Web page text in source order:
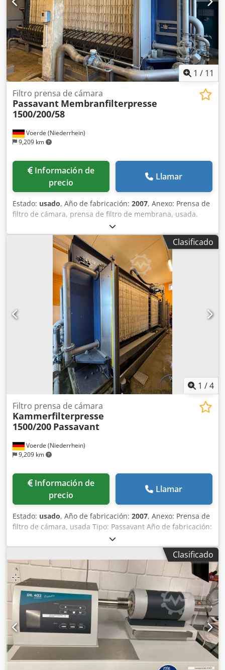
1 / 11
Voerde (Niederrhein)
9,209 km
Filtro prensa de cámara
Passavant Membranfilterpresse
1500/200/58
Información de
precio
Llamar
Estado: usado, Año de fabricación: 2007, Anexo: Prensa de
filtro de cámara, prensa de filtro de membrana, usada.
Tipo: Passavant Año de fabricación: 2007 Área de
aplicación: Deshidratación de lodos Formato de placas de
filtro: 1500x2000 Número de placas: aproximadamente 58
Placas de filtro: PP Telas de filtro: disponibles
opcionalmente, adaptadas al medio Superficie de
filtración: aproximadamente 286 m2 Dedjzk E S Rspfx An
Ieck Volumen de la prensa: aproximadamente 4660 dm3
Presión de filtración: aproximadamente 15 bar Peso total:
32.900 kg Aplicación: Tratamiento de lodos, instalación de
deshidratación. Las prensas de filtro son filtros de presión
de funcionamiento discontinuo utilizados para la
separación sólido-líquido de suspensiones. Compra o
alquiler: Alquiler o compra. Posibilidad de inspeccionar las
instalaciones en nuestras instalaciones, previa
coordinación.
Clasificado
1 /4
Voerde (Niederrhein)
9,209 km
Filtro prensa de cámara
Kammerfilterpresse
1500/200 Passavant
Información de
precio
Llamar
Estado: usado, Año de fabricación: 2007, Anexo: Prensa de
filtro de cámara, usada Tipo: Passavant Año de fabricación:
2007 Área de aplicación: Deshidratación de lodos Formato
de placas de filtro: 1500x2000 Número de placas:
aproximadamente 58 Placas de filtro: PP Telas de filtro:
disponibles opcionalmente, adaptadas al medio Superficie
de filtración: aproximadamente 286 m2 Volumen de la
prensa: aproximadamente 4660 dm3 Presión de filtración:
aproximadamente 15 bar Peso total: 32.900 kg Aplicación:
Tratamiento de lodos, planta de deshidratación. Las
prensas de filtro son filtros de presión de funcionamiento
discontinuo que se utilizan para la separación sólido-
líquido de suspensiones. Dcsdpfx Aozk E H Ijn Iek Compra
o alquiler: Alquiler o compra. La inspección de los equipos
se puede organizar en nuestras instalaciones.
Clasificado